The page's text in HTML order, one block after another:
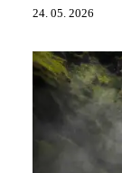
24. 05. 2026